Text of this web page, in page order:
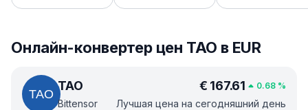
Онлайн-конвертер цен TAO в EUR
TAO
Bittensor
€ 167.61 0.68 %
Лучшая цена на сегодняшний день